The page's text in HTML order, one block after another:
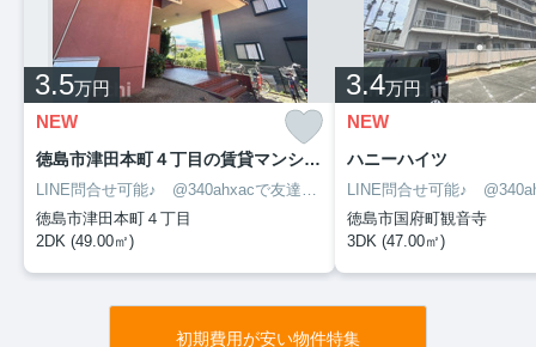
3.5万円
NEW
徳島市津田本町４丁目の賃貸マンション
LINE問合せ可能♪ @340ahxacで友達検索して下さい
徳島市津田本町４丁目
2DK (49.00㎡)
3.4万円
NEW
ハニーハイツ
徳島市国府町観音寺
3DK (47.00㎡)
初期費用が安い物件特集